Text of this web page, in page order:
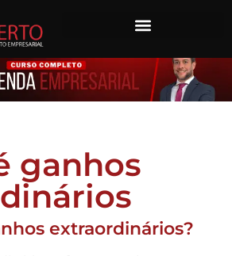
ganhos
extraordinários?